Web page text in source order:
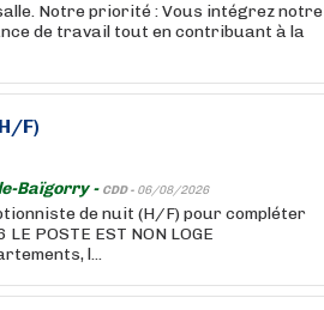
Notre priorité : Vous intégrez notre
de travail tout en contribuant à la
F)
Baïgorry - CDD - 06/08/2026
de nuit (H/F) pour compléter
POSTE EST NON LOGE
l...